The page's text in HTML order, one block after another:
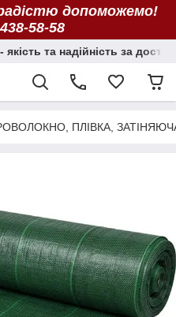
допоможемо!
58-58
та надійність за
ПЛІВКА,